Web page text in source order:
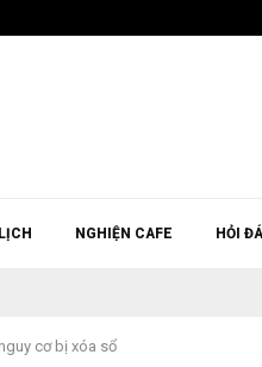
NGHIỆN CAFE HỎI
cơ bị xóa sổ